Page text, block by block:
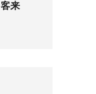
来